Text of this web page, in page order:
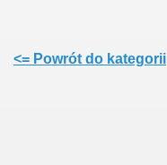
<= Powrót do kategorii